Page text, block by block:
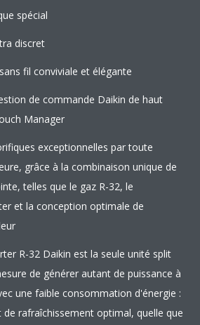
spécial
discret
fil conviviale et élégante
de commande Daikin de haut
Manager
exceptionnelles par toute
grâce à la combinaison unique de
telles que le gaz R-32, le
et la conception optimale de
R-32 Daikin est la seule unité split
de générer autant de puissance à
une faible consommation d'énergie :
rafraîchissement optimal, quelle que